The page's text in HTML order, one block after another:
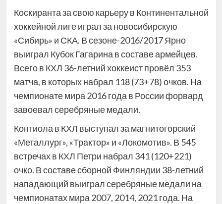
Коскиранта за свою карьеру в Континентальной
хоккейной лиге играл за новосибирскую
«Сибирь» и СКА. В сезоне-2016/2017 Ярно
выиграл Кубок Гагарина в составе армейцев.
Всего в КХЛ 36-летний хоккеист провёл 353
матча, в которых набрал 118 (73+78) очков. На
чемпионате мира 2016 года в России форвард
завоевал серебряные медали.
Контиола в КХЛ выступал за магнитогорский
«Металлург», «Трактор» и «Локомотив». В 545
встречах в КХЛ Петри набрал 341 (120+221)
очко. В составе сборной Финляндии 38-летний
нападающий выиграл серебряные медали на
чемпионатах мира 2007, 2014, 2021 года. На